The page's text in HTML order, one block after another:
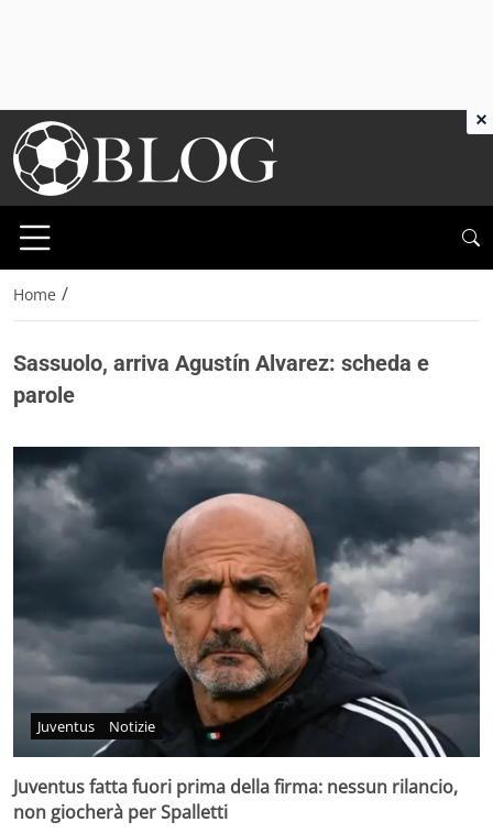
Home /
Sassuolo, arriva Agustín Alvarez: scheda e
parole
Juventus Notizie
Juventus fatta fuori prima della firma: nessun rilancio,
non giocherà per Spalletti
×